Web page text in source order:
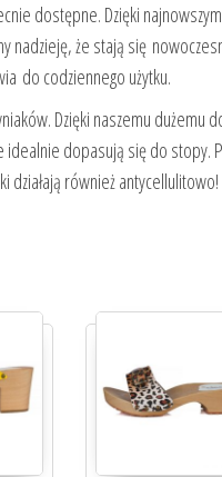
dostępne. Dzięki
nadzieję, że stają się
do codziennego użytku.
Dzięki naszemu dużemu
dopasują się do stopy.
działają również antycellulitowo!